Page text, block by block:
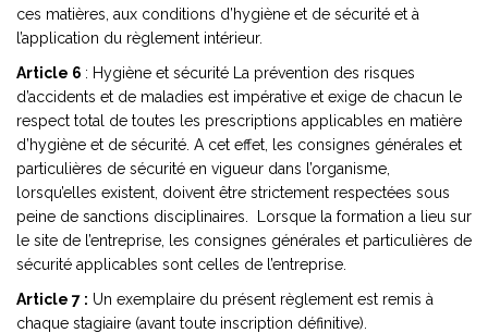
ces matières, aux conditions d’hygiène et de sécurité et à
l’application du règlement intérieur.
Article 6 : Hygiène et sécurité La prévention des risques
d’accidents et de maladies est impérative et exige de chacun le
respect total de toutes les prescriptions applicables en matière
d’hygiène et de sécurité. A cet effet, les consignes générales et
particulières de sécurité en vigueur dans l’organisme,
lorsqu’elles existent, doivent être strictement respectées sous
peine de sanctions disciplinaires. Lorsque la formation a lieu sur
le site de l’entreprise, les consignes générales et particulières de
sécurité applicables sont celles de l’entreprise.
Article 7 : Un exemplaire du présent règlement est remis à
chaque stagiaire (avant toute inscription définitive).